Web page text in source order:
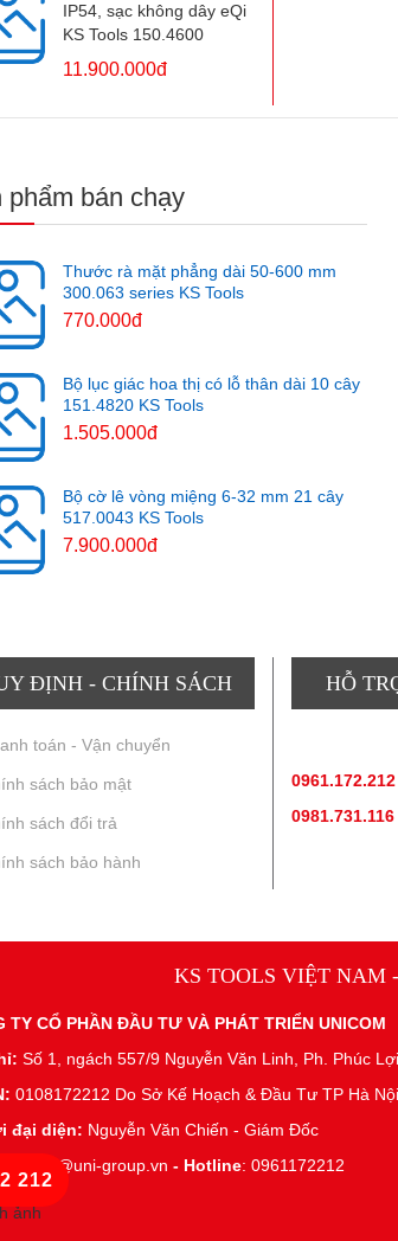
IP54, sạc không dây eQi
KS Tools 150.4600
11.900.000đ
phẩm bán chạy
Thước rà mặt phẳng dài 50-600 mm
300.063 series KS Tools
770.000đ
Bộ lục giác hoa thị có lỗ thân dài 10 cây
151.4820 KS Tools
1.505.000đ
Bộ cờ lê vòng miệng 6-32 mm 21 cây
517.0043 KS Tools
7.900.000đ
ĐỊNH - CHÍNH SÁCH
toán - Vận chuyển
sách bảo mật
sách đổi trả
sách bảo hành
HỖ
0961.172.212
0981.731.116
KS TOOLS VIỆT NAM
TY CỔ PHẦN ĐẦU TƯ VÀ PHÁT TRIỂN UNICOM
Số 1, ngách 557/9 Nguyễn Văn Linh, Ph. Phúc
0108172212 Do Sở Kế Hoạch & Đầu Tư TP Hà
đại diện: Nguyễn Văn Chiến - Giám Đốc
admin@uni-group.vn - Hotline: 0961172212
212